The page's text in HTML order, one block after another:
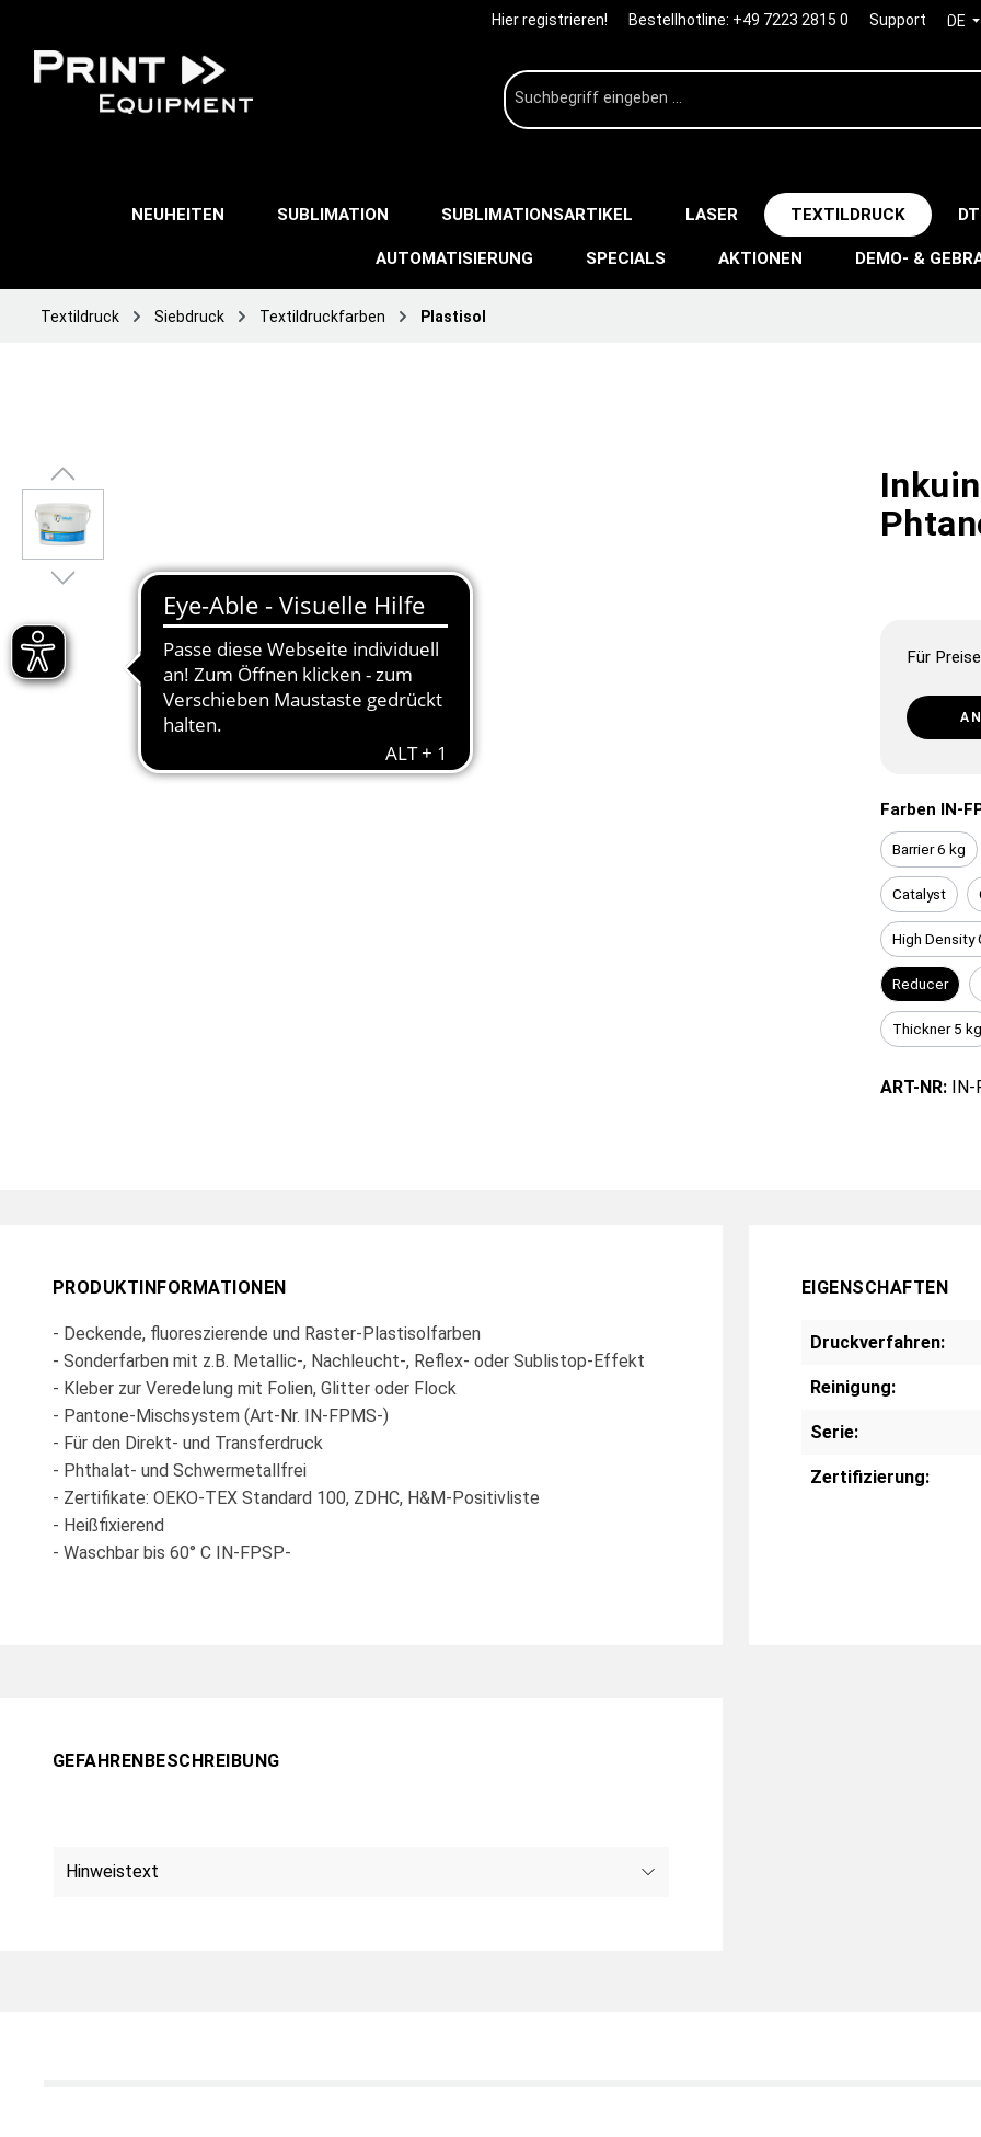
Hier registrieren! Bestellhotline: +49 7223 2815 0 Support DE
NEUHEITEN SUBLIMATION SUBLIMATIONSARTIKEL LASER TEXTILDRUCK
AUTOMATISIERUNG SPECIALS AKTIONEN DEMO- &
Textildruck Siebdruck Textildruckfarben Plastisol
Für
Farben IN-
Barrier 6 kg
Catalyst
High Density
Reducer
Thickner 5 kg
ART-NR: IN-
PRODUKTINFORMATIONEN
- Deckende, fluoreszierende und Raster-Plastisolfarben
- Sonderfarben mit z.B. Metallic-, Nachleucht-, Reflex- oder Sublistop-Effekt
- Kleber zur Veredelung mit Folien, Glitter oder Flock
- Pantone-Mischsystem (Art-Nr. IN-FPMS-)
- Für den Direkt- und Transferdruck
- Phthalat- und Schwermetallfrei
- Zertifikate: OEKO-TEX Standard 100, ZDHC, H&M-Positivliste
- Heißfixierend
- Waschbar bis 60° C IN-FPSP-
EIGENSCHAFTEN
Druckverfahren:
Reinigung:
Serie:
Zertifizierung:
GEFAHRENBESCHREIBUNG
Hinweistext